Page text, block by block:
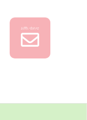
お問い合わせ